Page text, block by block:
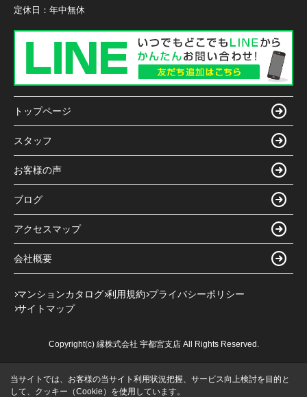
定休日： 年中無休
トップページ
スタッフ
お客様の声
ブログ
アクセスマップ
会社概要
マンションカタログ 利用規約 プライバシーポリシー
サイトマップ
Copyright(c) 縁株式会社 宇都宮支店 All Rights Reserved.
当サイトでは、お客様の当サイト利用状況把握、サービス向上検討を目的と
して、クッキー（Cookie）を使用しています。